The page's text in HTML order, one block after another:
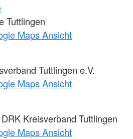
Tuttlingen
Maps Ansicht
Tuttlingen e.V.
Maps Ansicht
Kreisverband Tuttlingen
Maps Ansicht